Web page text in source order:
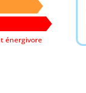
énergivore